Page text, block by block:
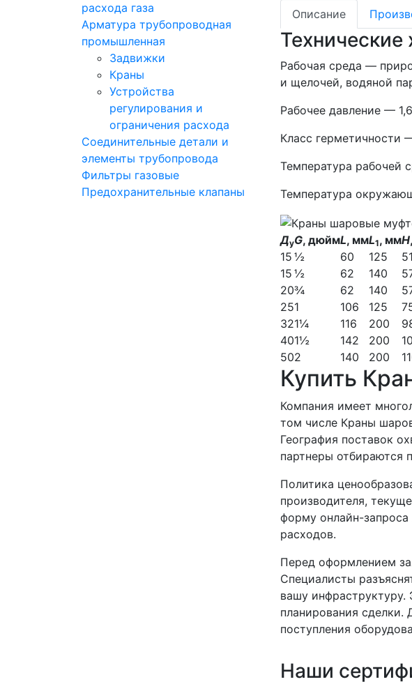
расхода газа
Арматура трубопроводная
промышленная
Задвижки
Краны
Устройства
регулирования и
ограничения расхода
Соединительные детали и
элементы трубопровода
Фильтры газовые
Предохранительные клапаны
Описание
Технические
Рабочая среда —
и щелочей, водяной
Рабочее давление —
Класс
Температура рабочей
Температура
ДуG, дюймL, ммL1, ммH
15 ½ 60 125
51
15 ½ 62 140
20¾ 62 140
251 106 125
321¼ 116 200
401½ 142 200
502 140 200
Купить
Компания имеет
том числе Краны
География поставок
партнеры отбираются
Политика
производителя,
форму онлайн-запроса
расходов.
Перед оформлением
Специалисты
вашу инфраструктуру.
планирования сделки.
поступления
Наши